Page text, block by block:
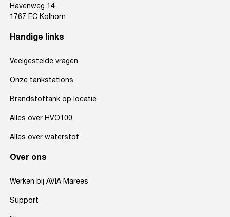
Havenweg 14
1767 EC Kolhorn
Handige links
Veelgestelde vragen
Onze tankstations
Brandstoftank op locatie
Alles over HVO100
Alles over waterstof
Over ons
Werken bij AVIA Marees
Support